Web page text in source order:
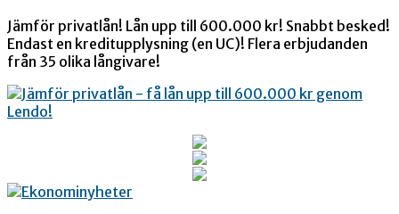
Jämför privatlån! Lån upp till 600.000 kr! Snabbt besked!
Endast en kreditupplysning (en UC)! Flera erbjudanden
från 35 olika långivare!